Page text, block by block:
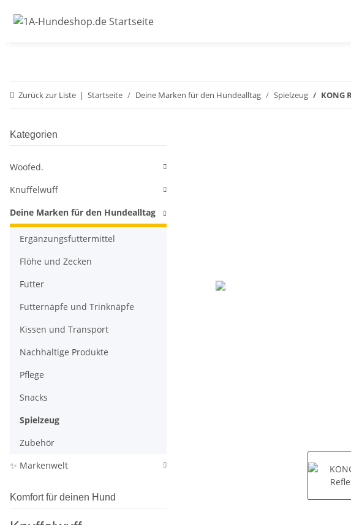
Zurück zur Liste Startseite Deine Marken für den Hundealltag Spielzeug KONG
Kategorien
Woofed.
Knuffelwuff
Deine Marken für den Hundealltag
Ergänzungsfuttermittel
Flöhe und Zecken
Futter
Futternäpfe und Trinknäpfe
Kissen und Transport
Nachhaltige Produkte
Pflege
Snacks
Spielzeug
Zubehör
✨ Markenwelt
Komfort für deinen Hund